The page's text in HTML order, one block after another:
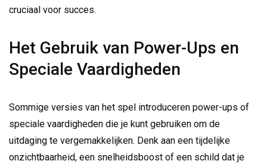
cruciaal voor succes.
Het Gebruik van Power-Ups en
Speciale Vaardigheden
Sommige versies van het spel introduceren power-ups of
speciale vaardigheden die je kunt gebruiken om de
uitdaging te vergemakkelijken. Denk aan een tijdelijke
onzichtbaarheid, een snelheidsboost of een schild dat je